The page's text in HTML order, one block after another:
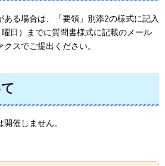
ある場合は、「要領」別添2の様式に記入
日）までに質問書様式に記載のメール
スでご提出ください。
催しません。